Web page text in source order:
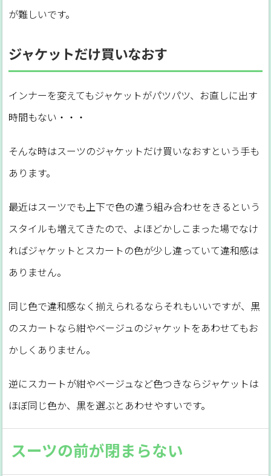
が難しいです。
ジャケットだけ買いなおす
インナーを変えてもジャケットがパツパツ、お直しに出す
時間もない・・・
そんな時はスーツのジャケットだけ買いなおすという手も
あります。
最近はスーツでも上下で色の違う組み合わせをきるという
スタイルも増えてきたので、よほどかしこまった場でなけ
ればジャケットとスカートの色が少し違っていて違和感は
ありません。
同じ色で違和感なく揃えられるならそれもいいですが、黒
のスカートなら紺やベージュのジャケットをあわせてもお
かしくありません。
逆にスカートが紺やベージュなど色つきならジャケットは
ほぼ同じ色か、黒を選ぶとあわせやすいです。
スーツの前が閉まらない